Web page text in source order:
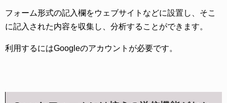
フォーム形式の記入欄をウェブサイトなどに設置し、そこ
に記入された内容を収集し、分析することができます。
利用するにはGoogleのアカウントが必要です。